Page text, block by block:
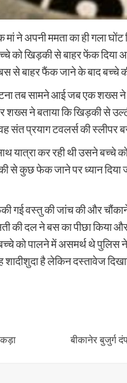
ने अपनी ममता का ही गला
को खिड़की से बाहर फेंक
से बाहर फैंक जाने के बाद बच्चे
तब सामने आई जब एक शख्स
ने बताया कि खिड़की से
प्रयाग टवलर्स की स्लीपर बस
यात्रा कर रही थी उसने बच्चे
से कुछ फेक जाने पर ध्यान दिया
गई वस्तु की जांच की और
की दल ने बस का पीछा किया
को पालने में असमर्थ थे पुलिस ने
शादीशुदा है लेकिन दस्तावेज
बीकानेर बुजुर्ग